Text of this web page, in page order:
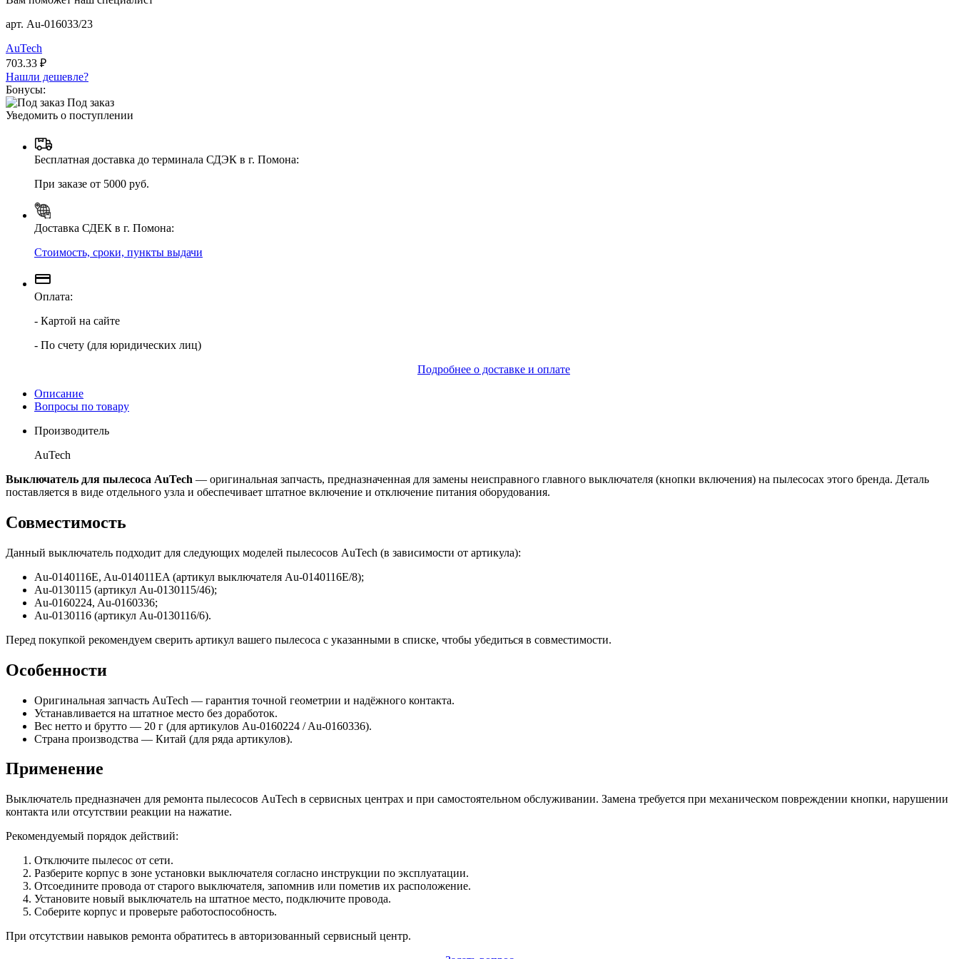
арт. Au-016033/23
AuTech
703.33 ₽
Нашли дешевле?
Бонусы:
Под заказ
Уведомить о поступлении
Бесплатная доставка до терминала СДЭК в г. Помона:
При заказе от 5000 руб.
Доставка СДЕК в г. Помона:
Стоимость, сроки, пункты выдачи
Оплата:
- Картой на сайте
- По счету (для юридических лиц)
Подробнее о доставке и оплате
Описание
Вопросы по товару
Производитель
AuTech
Выключатель для пылесоса AuTech — оригинальная запчасть, предназначенная для замены неисправного главного выключателя (кнопки включения) на пылесосах этого бренда. Деталь
поставляется в виде отдельного узла и обеспечивает штатное включение и отключение питания оборудования.
Совместимость
Данный выключатель подходит для следующих моделей пылесосов AuTech (в зависимости от артикула):
Au-0140116E, Au-014011EA (артикул выключателя Au-0140116E/8);
Au-0130115 (артикул Au-0130115/46);
Au-0160224, Au-0160336;
Au-0130116 (артикул Au-0130116/6).
Перед покупкой рекомендуем сверить артикул вашего пылесоса с указанными в списке, чтобы убедиться в совместимости.
Особенности
Оригинальная запчасть AuTech — гарантия точной геометрии и надёжного контакта.
Устанавливается на штатное место без доработок.
Вес нетто и брутто — 20 г (для артикулов Au-0160224 / Au-0160336).
Страна производства — Китай (для ряда артикулов).
Применение
Выключатель предназначен для ремонта пылесосов AuTech в сервисных центрах и при самостоятельном обслуживании. Замена требуется при механическом повреждении кнопки, нарушении
контакта или отсутствии реакции на нажатие.
Рекомендуемый порядок действий:
Отключите пылесос от сети.
Разберите корпус в зоне установки выключателя согласно инструкции по эксплуатации.
Отсоедините провода от старого выключателя, запомнив или пометив их расположение.
Установите новый выключатель на штатное место, подключите провода.
Соберите корпус и проверьте работоспособность.
При отсутствии навыков ремонта обратитесь в авторизованный сервисный центр.